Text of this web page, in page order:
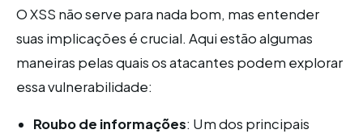
O XSS não serve para nada bom, mas entender
suas implicações é crucial. Aqui estão algumas
maneiras pelas quais os atacantes podem explorar
essa vulnerabilidade:
Roubo de informações: Um dos principais